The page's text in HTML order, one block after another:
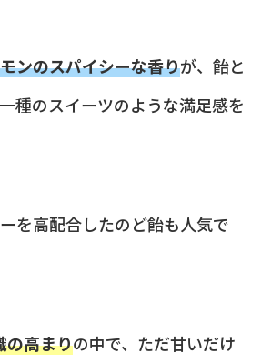
ンのスパイシーな香りが、飴と
種のスイーツのような満足感を
を高配合したのど飴も人気で
の高まりの中で、ただ甘いだけ